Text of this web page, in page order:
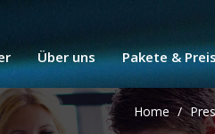
Über uns Pakete &
Home /